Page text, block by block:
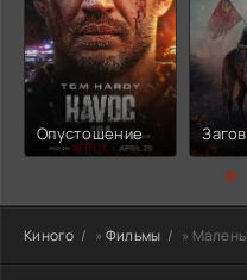
Опустошение
Киного » Фильмы »